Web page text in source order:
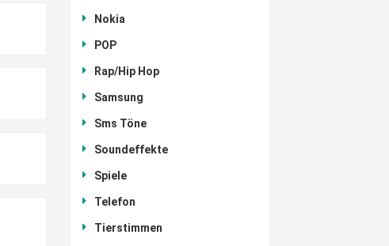
Nokia
POP
Rap/Hip Hop
Samsung
Sms Töne
Soundeffekte
Spiele
Telefon
Tierstimmen